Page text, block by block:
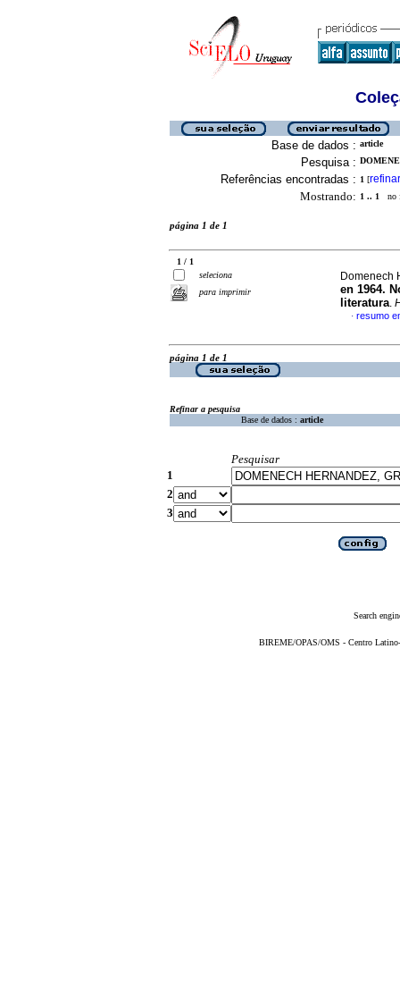
Base de dados : article
Pesquisa :
Referências encontradas : 1 [refinar
Mostrando: 1 .. 1 no
página 1 de 1
1 / 1
seleciona
para imprimir
Domenech
en 1964.
literatura.
· resumo
página 1 de 1
Refinar a pesquisa
Base de dados : article
Pesquisar
1
2
3
Search
BIREME/OPAS/OMS - Centro Latino-